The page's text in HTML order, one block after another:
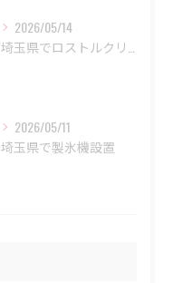
2026/05/14
2026/05/11
埼玉県で製氷機設置